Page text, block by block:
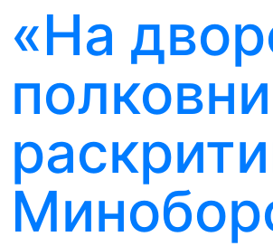
«На